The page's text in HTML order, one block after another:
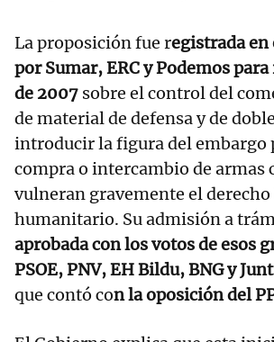
La proposición fue registrada en
por Sumar, ERC y Podemos
de 2007 sobre el control del
de material de defensa y de
introducir la figura del embargo
compra o intercambio de armas
vulneran gravemente el
humanitario. Su admisión a
aprobada con los votos de esos
PSOE, PNV, EH Bildu, BNG y
que contó con la oposición del